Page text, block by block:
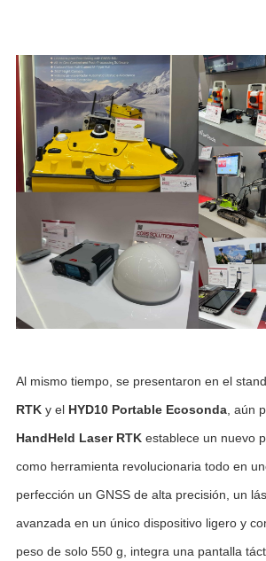
Al mismo tiempo, se presentaron en el
RTK y el HYD10 Portable Ecosonda, aún
HandHeld Laser RTK establece un nuevo
como herramienta revolucionaria todo en
perfección un GNSS de alta precisión, un
avanzada en un único dispositivo ligero y
peso de solo 550 g, integra una pantalla